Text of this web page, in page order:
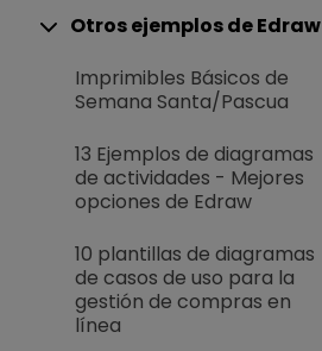
Otros ejemplos de Edraw
Imprimibles Básicos de
Semana Santa/Pascua
13 Ejemplos de diagramas
de actividades - Mejores
opciones de Edraw
10 plantillas de diagramas
de casos de uso para la
gestión de compras en
línea